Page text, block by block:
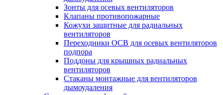
Зонты для осевых вентиляторов
Клапаны противопожарные
Кожухи защитные для радиальных
вентиляторов
Переходники ОСВ для осевых вентиляторов
подпора
Поддоны для крышных радиальных
вентиляторов
Стаканы монтажные для вентиляторов
дымоудаления